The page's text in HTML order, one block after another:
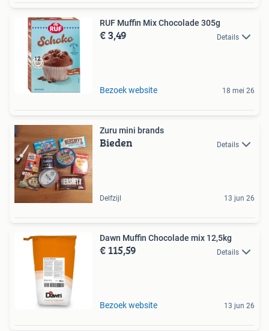
RUF Muffin Mix Chocolade 305g
€ 3,49 Details
Bezoek website 18 mei 26
Zuru mini brands
Bieden Details
Delfzijl 13 jun 26
Dawn Muffin Chocolade mix 12,5kg
€ 115,59 Details
Bezoek website 13 jun 26